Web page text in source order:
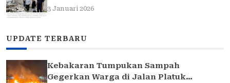
Elina
3 Januari 2026
UPDATE TERBARU
Kebakaran Tumpukan Sampah
Gegerkan Warga di Jalan Platuk